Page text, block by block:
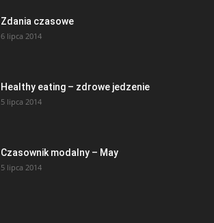
Zdania czasowe
6 lipca 2014
Healthy eating – zdrowe jedzenie
5 lipca 2014
Czasownik modalny – May
5 lipca 2014